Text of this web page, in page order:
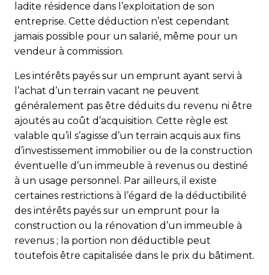
ladite résidence dans l’exploitation de son
entreprise. Cette déduction n’est cependant
jamais possible pour un salarié, même pour un
vendeur à commission.
Les intérêts payés sur un emprunt ayant servi à
l’achat d’un terrain vacant ne peuvent
généralement pas être déduits du revenu ni être
ajoutés au coût d’acquisition. Cette règle est
valable qu’il s’agisse d’un terrain acquis aux fins
d’investissement immobilier ou de la construction
éventuelle d’un immeuble à revenus ou destiné
à un usage personnel. Par ailleurs, il existe
certaines restrictions à l’égard de la déductibilité
des intérêts payés sur un emprunt pour la
construction ou la rénovation d’un immeuble à
revenus ; la portion non déductible peut
toutefois être capitalisée dans le prix du bâtiment.